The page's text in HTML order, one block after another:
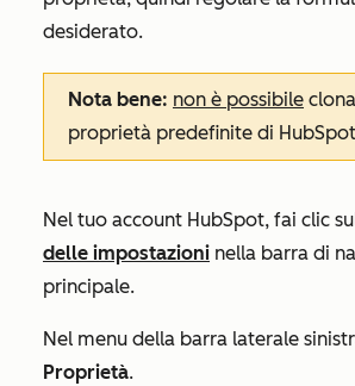
desiderato.
Nota bene: non è possibile
proprietà predefinite di
Nel tuo account HubSpot, fai clic
delle impostazioni nella barra di
principale.
Nel menu della barra laterale
Proprietà.